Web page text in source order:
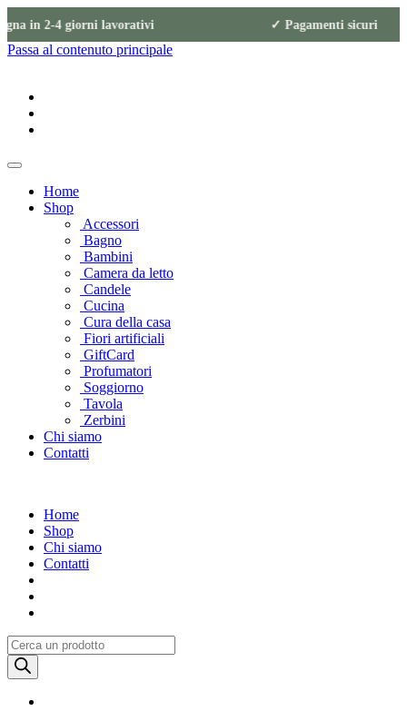
in 2-4 giorni lavorativi ✓
Passa al contenuto principale
Home
Shop
Accessori
Bagno
Bambini
Camera da letto
Candele
Cucina
Cura della casa
Fiori artificiali
GiftCard
Profumatori
Soggiorno
Tavola
Zerbini
Chi siamo
Contatti
Home
Shop
Chi siamo
Contatti
Products
search